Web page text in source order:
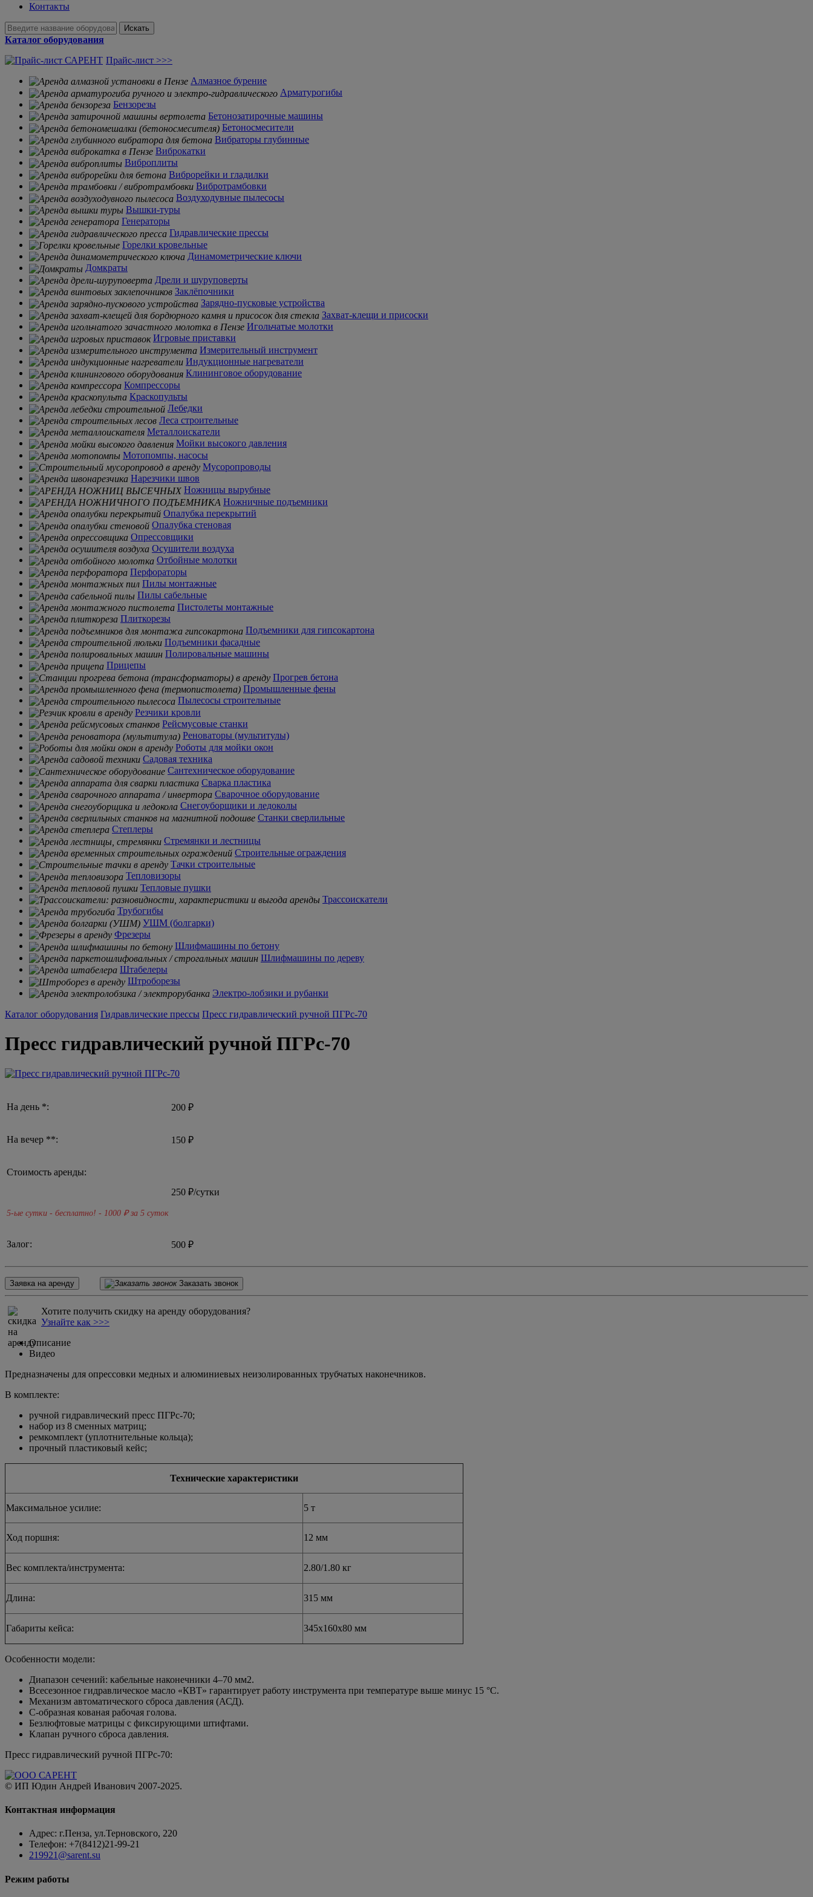
Контакты
Искать
Каталог оборудования
Прайс-лист >>>
Алмазное бурение
Арматурогибы
Бензорезы
Бетонозатирочные машины
Бетоносмесители
Вибраторы глубинные
Виброкатки
Виброплиты
Виброрейки и гладилки
Вибротрамбовки
Воздуходувные пылесосы
Вышки-туры
Генераторы
Гидравлические прессы
Горелки кровельные
Динамометрические ключи
Домкраты
Дрели и шуруповерты
Заклёпочники
Зарядно-пусковые устройства
Захват-клещи и присоски
Игольчатые молотки
Игровые приставки
Измерительный инструмент
Индукционные нагреватели
Клининговое оборудование
Компрессоры
Краскопульты
Лебедки
Леса строительные
Металлоискатели
Мойки высокого давления
Мотопомпы, насосы
Мусоропроводы
Нарезчики швов
Ножницы вырубные
Ножничные подъемники
Опалубка перекрытий
Опалубка стеновая
Опрессовщики
Осушители воздуха
Отбойные молотки
Перфораторы
Пилы монтажные
Пилы сабельные
Пистолеты монтажные
Плиткорезы
Подъемники для гипсокартона
Подъемники фасадные
Полировальные машины
Прицепы
Прогрев бетона
Промышленные фены
Пылесосы строительные
Резчики кровли
Рейсмусовые станки
Реноваторы (мультитулы)
Роботы для мойки окон
Садовая техника
Сантехническое оборудование
Сварка пластика
Сварочное оборудование
Снегоуборщики и ледоколы
Станки сверлильные
Степлеры
Стремянки и лестницы
Строительные ограждения
Тачки строительные
Тепловизоры
Тепловые пушки
Трассоискатели
Трубогибы
УШМ (болгарки)
Фрезеры
Шлифмашины по бетону
Шлифмашины по дереву
Штабелеры
Штроборезы
Электро-лобзики и рубанки
Каталог оборудования Гидравлические прессы Пресс гидравлический ручной ПГРс-70
Пресс гидравлический ручной ПГРс-70
На день *: 200 ₽
На вечер **: 150 ₽
Стоимость аренды:
5-ые сутки - бесплатно! - 1000 ₽ за 5 суток
250 ₽/сутки
Залог: 500 ₽
Заявка на аренду Заказать звонок
Хотите получить скидку на аренду оборудования?
Узнайте как >>>
Описание
Видео
Предназначены для опрессовки медных и алюминиевых неизолированных трубчатых наконечников.
В комплекте:
ручной гидравлический пресс ПГРс-70;
набор из 8 сменных матриц;
ремкомплект (уплотнительные кольца);
прочный пластиковый кейс;
Технические характеристики
Максимальное усилие: 5 т
Ход поршня: 12 мм
Вес комплекта/инструмента: 2.80/1.80 кг
Длина: 315 мм
Габариты кейса: 345х160х80 мм
Особенности модели:
Диапазон сечений: кабельные наконечники 4–70 мм2.
Всесезонное гидравлическое масло «КВТ» гарантирует работу инструмента при температуре выше минус 15 °С.
Механизм автоматического сброса давления (АСД).
C-образная кованая рабочая голова.
Безлюфтовые матрицы с фиксирующими штифтами.
Клапан ручного сброса давления.
Пресс гидравлический ручной ПГРс-70:
© ИП Юдин Андрей Иванович 2007-2025.
Контактная информация
Адрес: г.Пенза, ул.Терновского, 220
Телефон: +7(8412)21-99-21
219921@sarent.su
Режим работы